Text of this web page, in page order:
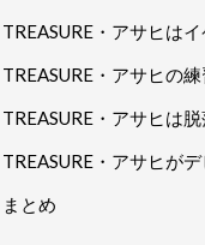
TREASURE・アサヒは
TREASURE・アサヒの
TREASURE・アサヒは
TREASURE・アサヒが
まとめ